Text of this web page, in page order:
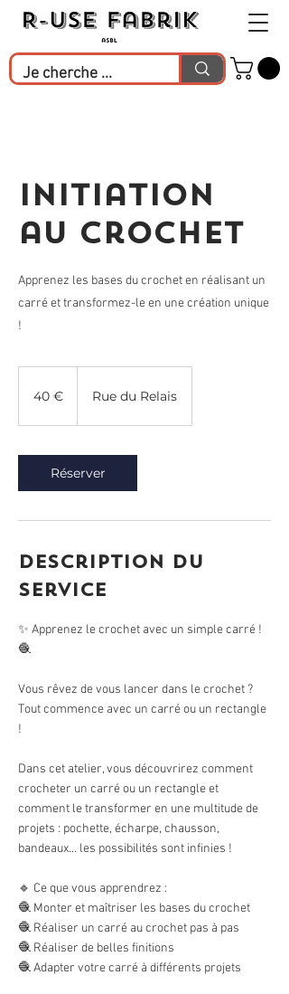
Initiation
au crochet
Apprenez les bases du crochet en réalisant un
carré et transformez-le en une création unique
!
40 € Rue du Relais
Réserver
Description du
service
✨ Apprenez le crochet avec un simple carré !
🧶
Vous rêvez de vous lancer dans le crochet ?
Tout commence avec un carré ou un rectangle
!
Dans cet atelier, vous découvrirez comment
crocheter un carré ou un rectangle et
comment le transformer en une multitude de
projets : pochette, écharpe, chausson,
bandeaux… les possibilités sont infinies !
🔹 Ce que vous apprendrez :
🧶 Monter et maîtriser les bases du crochet
🧶 Réaliser un carré au crochet pas à pas
🧶 Réaliser de belles finitions
🧶 Adapter votre carré à différents projets